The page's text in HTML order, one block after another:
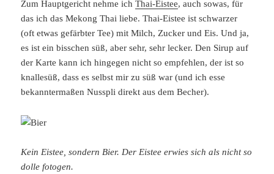
Zum Hauptgericht nehme ichThai-Eistee, auch sowas, für
das ich das Mekong Thai liebe. Thai-Eistee ist schwarzer
(oft etwas gefärbter Tee) mit Milch, Zucker und Eis. Und ja,
es ist ein bisschen süß, aber sehr, sehr lecker. Den Sirup auf
der Karte kann ich hingegen nicht so empfehlen, der ist so
knallesüß, dass es selbst mir zu süß war (und ich esse
bekanntermaßen Nusspli direkt aus dem Becher).
Kein Eistee, sondern Bier. Der Eistee erwies sich als nicht so
dolle fotogen.